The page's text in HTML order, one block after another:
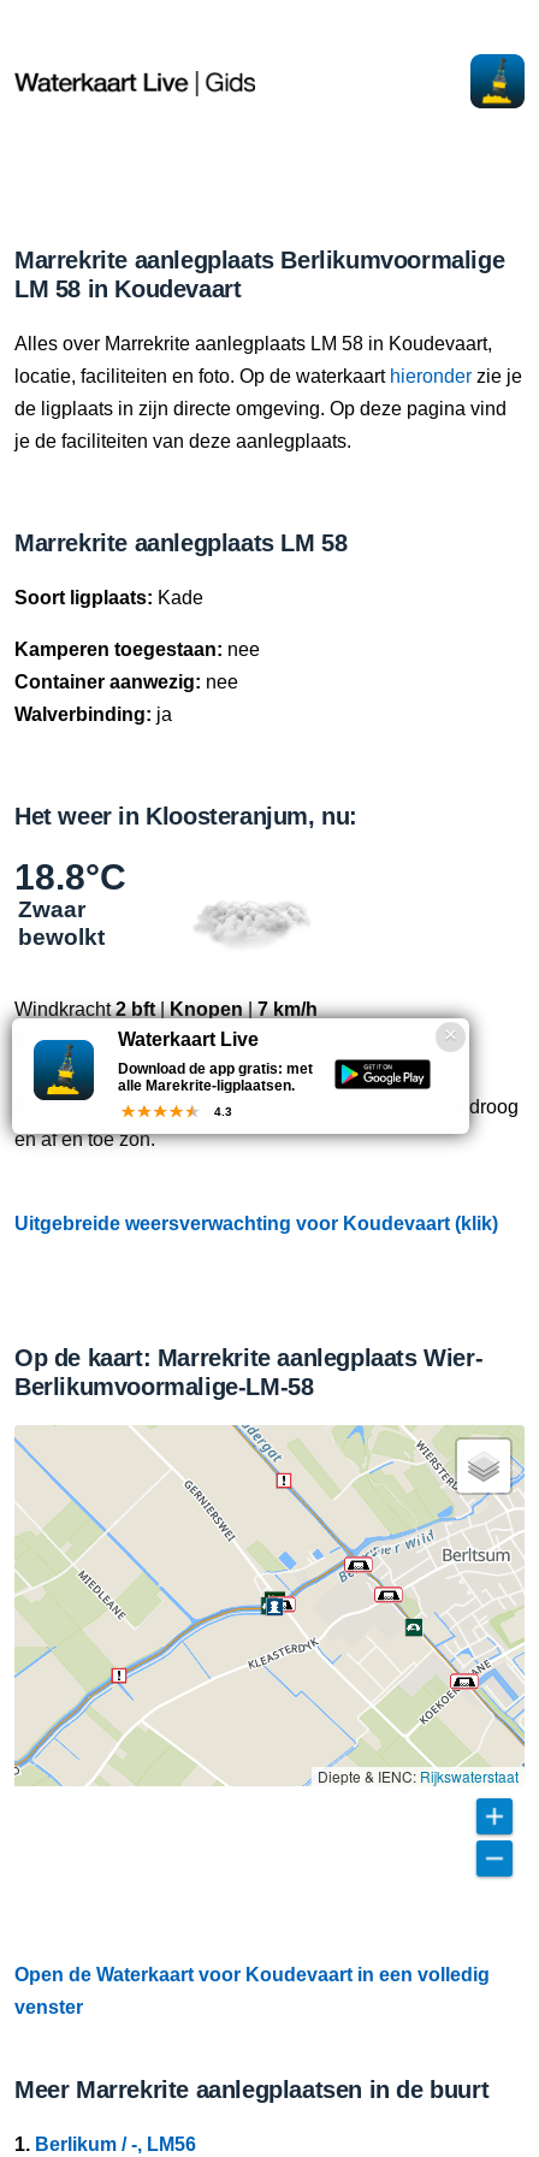
Marrekrite aanlegplaats Berlikumvoormalige
LM 58 in Koudevaart
Alles over Marrekrite aanlegplaats LM 58 in Koudevaart,
locatie, faciliteiten en foto. Op de waterkaart hieronder zie je
de ligplaats in zijn directe omgeving. Op deze pagina vind
je de faciliteiten van deze aanlegplaats.
Marrekrite aanlegplaats LM 58
Soort ligplaats: Kade
Kamperen toegestaan: nee
Container aanwezig: nee
Walverbinding: ja
Het weer in Kloosteranjum, nu:
18.8°C
Zwaar
bewolkt
Windkracht2 bft|Knopen|7 km/h
WindrichtingZ
Straks:In het noorden plaatselijk lichte buien, elders droog
en af en toe zon.
Uitgebreide weersverwachting voor Koudevaart (klik)
Op de kaart: Marrekrite aanlegplaats Wier-
Berlikumvoormalige-LM-58
Diepte & IENC: Rijkswaterstaat
Open de Waterkaart voor Koudevaart in een volledig
venster
Meer Marrekrite aanlegplaatsen in de buurt
1. Berlikum / -, LM56
Waterkaart Live
Download de app gratis: met
alle Marekrite-ligplaatsen.
4.3